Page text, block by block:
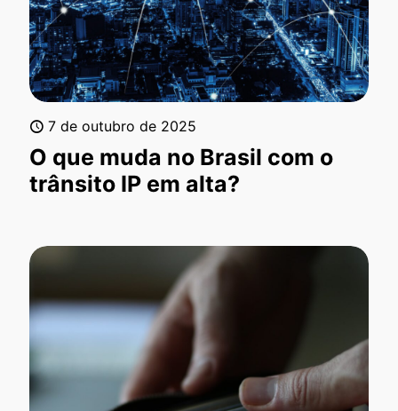
7 de outubro de 2025
O que muda no Brasil com o
trânsito IP em alta?